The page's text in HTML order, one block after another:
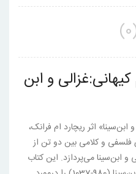
و ابن
اثر ریچارد ام فرانک،
و کلامی بین دو تن از
و ابن‌سینا می‌پردازد. این کتاب